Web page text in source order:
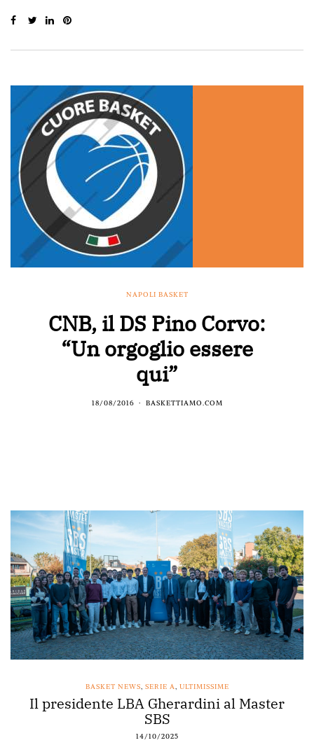
NAPOLI BASKET
CNB, il DS Pino Corvo:
“Un orgoglio essere
qui”
18/08/2016 BASKETTIAMO.COM
BASKET NEWS, SERIE A, ULTIMISSIME
Il presidente LBA Gherardini al Master
SBS
14/10/2025